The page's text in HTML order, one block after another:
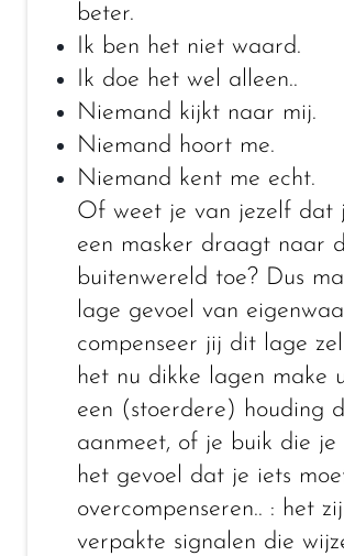
beter.
Ik ben het niet waard.
Ik doe het wel alleen..
Niemand kijkt naar mij.
Niemand hoort me.
Niemand kent me echt.
Of weet je van jezelf dat
een masker draagt naar
buitenwereld toe? Dus
lage gevoel van
compenseer jij dit lage
het nu dikke lagen make
een (stoerdere) houding
aanmeet, of je buik die je
het gevoel dat je iets
overcompenseren.. : het
verpakte signalen die